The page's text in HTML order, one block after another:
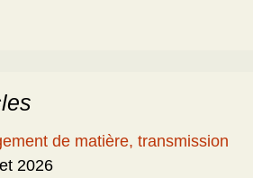
de matière, transmission
2026